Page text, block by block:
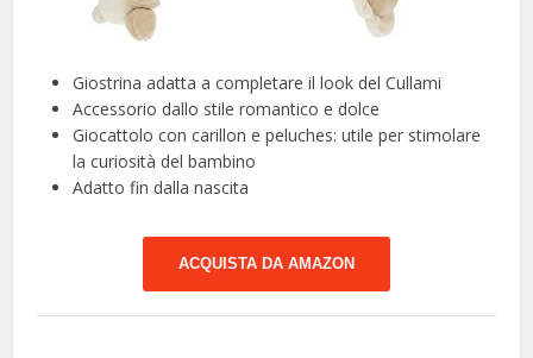
Giostrina adatta a completare il look del Cullami
Accessorio dallo stile romantico e dolce
Giocattolo con carillon e peluches: utile per stimolare
la curiosità del bambino
Adatto fin dalla nascita
ACQUISTA DA AMAZON